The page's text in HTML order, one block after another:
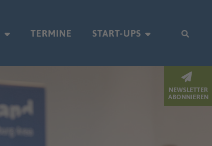
TERMINE START-UPS
NEWSLETTER
ABONNIEREN